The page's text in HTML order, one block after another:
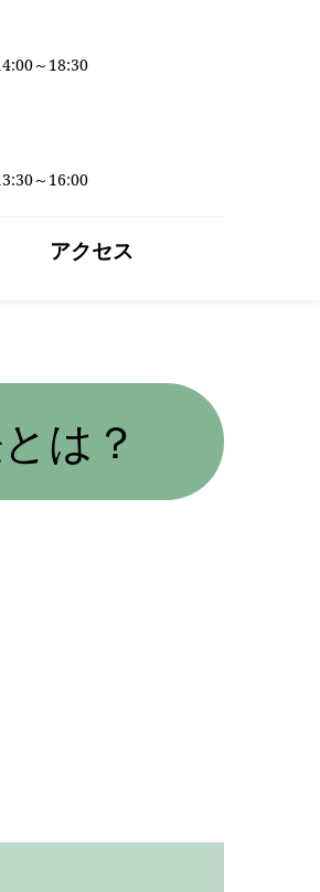
～18:30
～16:00
アクセス
は？